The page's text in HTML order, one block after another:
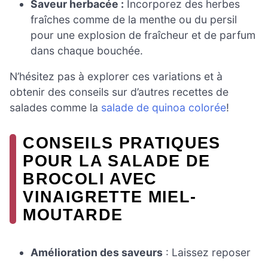
Saveur herbacée : Incorporez des herbes
fraîches comme de la menthe ou du persil
pour une explosion de fraîcheur et de parfum
dans chaque bouchée.
N’hésitez pas à explorer ces variations et à
obtenir des conseils sur d’autres recettes de
salades comme la salade de quinoa colorée!
CONSEILS PRATIQUES
POUR LA SALADE DE
BROCOLI AVEC
VINAIGRETTE MIEL-
MOUTARDE
Amélioration des saveurs : Laissez reposer